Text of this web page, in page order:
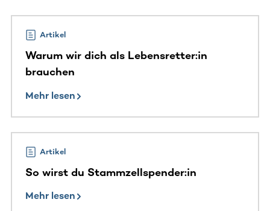
Artikel
Warum wir dich als Lebensretter:in
brauchen
Mehr lesen
Artikel
So wirst du Stammzellspender:in
Mehr lesen